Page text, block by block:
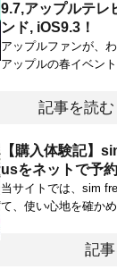
9.7,アップルテ
ンド, iOS9.3！
アップルファンが、
アップルの春イベン
記事を読む
【購入体験記】
usをネットで予約
当サイトでは、sim
て、使い心地を確か
記